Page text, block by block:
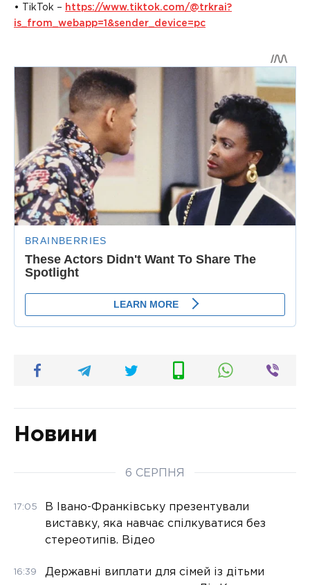
• TikTok – https://www.tiktok.com/@trkrai?
is_from_webapp=1&sender_device=pc
Новини
6 СЕРПНЯ
17:05
В Івано-Франківську презентували
виставку, яка навчає спілкуватися без
стереотипів. Відео
16:39
Державні виплати для сімей із дітьми